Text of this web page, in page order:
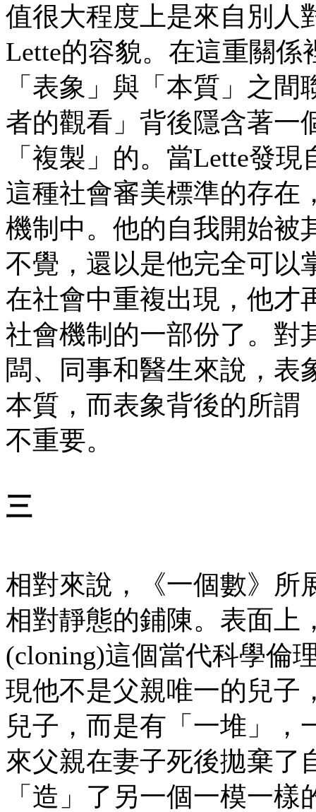
值很大程度上是來自別人
Lette的容貌。在這重關
「表象」與「本質」之
者的觀看」背後隱含著一
「複製」的。當Lette發
這種社會審美標準的存在
機制中。他的自我開始被
不覺，還以是他完全可以
在社會中重複出現，他才
社會機制的一部份了。對
闆、同事和醫生來說，表
本質，而表象背後的所謂
不重要。
三
相對來說，《一個數》所
相對靜態的鋪陳。表面上
(cloning)這個當代科學倫
現他不是父親唯一的兒子
兒子，而是有「一堆」，
來父親在妻子死後拋棄了
「造」了另一個一模一